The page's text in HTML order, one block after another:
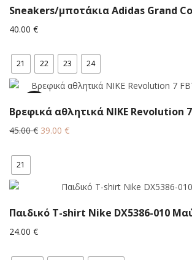
40.00 €
21 22 23 24
45.00€ Original
39.00 €Η
21
Παιδικό T-shirt Νike DX5386-010
24.00 €